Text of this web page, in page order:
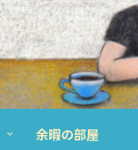
余暇の部屋